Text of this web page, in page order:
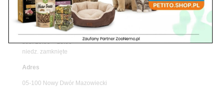
tel./fax. 22 784 71 96
Godziny pracy
pon. – piąt. 10.00 – 19.00
sob. 10.00 – 15.00
niedz. zamknięte
Adres
05-100 Nowy Dwór Mazowiecki